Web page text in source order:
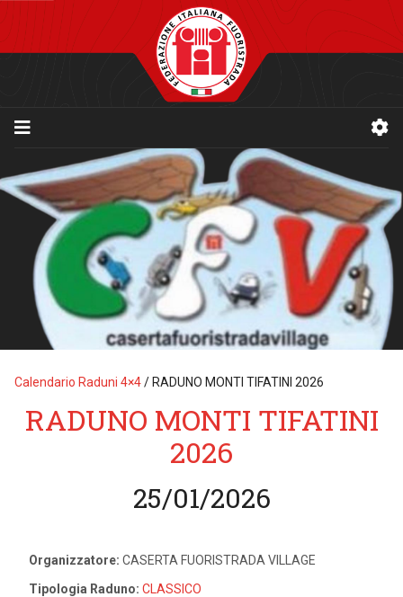
Calendario Raduni 4×4/RADUNO MONTI TIFATINI 2026
RADUNO MONTI TIFATINI
2026
25/01/2026
Organizzatore: CASERTA FUORISTRADA VILLAGE
Tipologia Raduno: CLASSICO